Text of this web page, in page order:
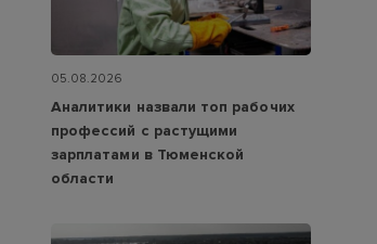
05.08.2026
Аналитики назвали топ рабочих
профессий с растущими
зарплатами в Тюменской
области